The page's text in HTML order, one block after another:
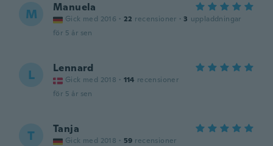
M Manuela
Gick med 2016 · 22 recensioner · 3 uppladdningar
för 5 år sen
L Lennard
Gick med 2018 · 114 recensioner
för 5 år sen
T Tanja
Gick med 2018 · 59 recensioner